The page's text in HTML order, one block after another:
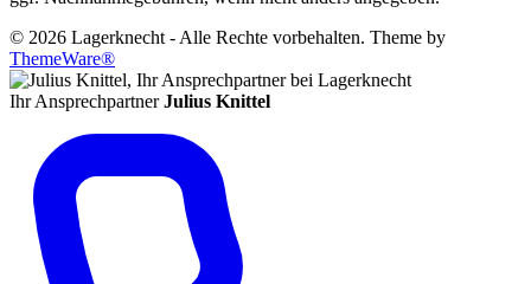
© 2026 Lagerknecht - Alle Rechte vorbehalten. Theme by
ThemeWare®
Ihr Ansprechpartner Julius Knittel